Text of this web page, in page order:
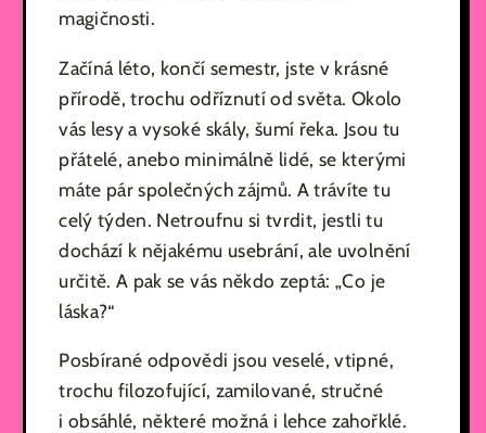
magičnosti.
Začíná léto, končí semestr, jste v krásné
přírodě, trochu odříznutí od světa. Okolo
vás lesy a vysoké skály, šumí řeka. Jsou tu
přátelé, anebo minimálně lidé, se kterými
máte pár společných zájmů. A trávíte tu
celý týden. Netroufnu si tvrdit, jestli tu
dochází k nějakému usebrání, ale uvolnění
určitě. A pak se vás někdo zeptá: „Co je
láska?“
Posbírané odpovědi jsou veselé, vtipné,
trochu filozofující, zamilované, stručné
i obsáhlé, některé možná i lehce zahořklé.